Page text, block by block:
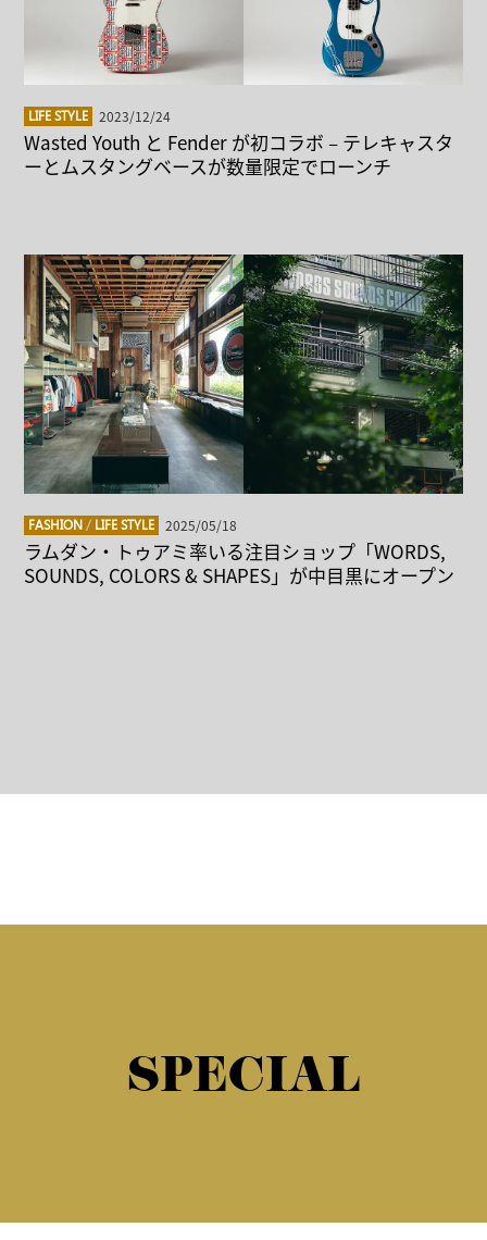
LIFE STYLE 2023/12/24
Wasted Youth と Fender が初コラボ – テレキャスタ
ーとムスタングベースが数量限定でローンチ
FASHION / LIFE STYLE 2025/05/18
ラムダン・トゥアミ率いる注目ショップ「WORDS,
SOUNDS, COLORS & SHAPES」が中目黒にオープン
SPECIAL